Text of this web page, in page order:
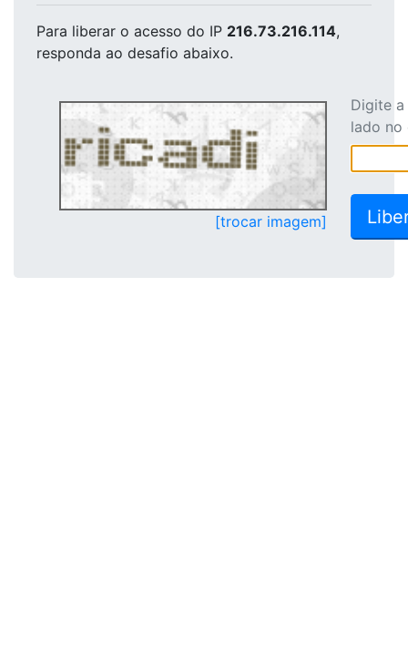
Para liberar o acesso do IP 216.73.216.114,
responda ao desafio abaixo.
[trocar imagem]
Digite
lado no